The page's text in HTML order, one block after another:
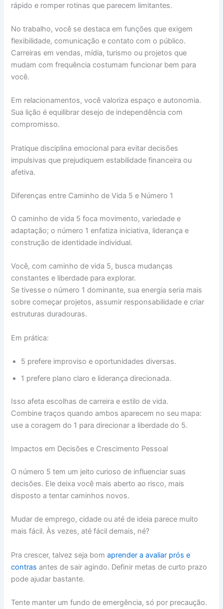
rápido e romper rotinas que parecem limitantes.
No trabalho, você se destaca em funções que exigem
flexibilidade, comunicação e contato com o público.
Carreiras em vendas, mídia, turismo ou projetos que
mudam com frequência costumam funcionar bem para
você.
Em relacionamentos, você valoriza espaço e autonomia.
Sua lição é equilibrar desejo de independência com
compromisso.
Pratique disciplina emocional para evitar decisões
impulsivas que prejudiquem estabilidade financeira ou
afetiva.
Diferenças entre Caminho de Vida 5 e Número 1
O caminho de vida 5 foca movimento, variedade e
adaptação; o número 1 enfatiza iniciativa, liderança e
construção de identidade individual.
Você, com caminho de vida 5, busca mudanças
constantes e liberdade para explorar.
Se tivesse o número 1 dominante, sua energia seria mais
sobre começar projetos, assumir responsabilidade e criar
estruturas duradouras.
Em prática:
5 prefere improviso e oportunidades diversas.
1 prefere plano claro e liderança direcionada.
Isso afeta escolhas de carreira e estilo de vida.
Combine traços quando ambos aparecem no seu mapa:
use a coragem do 1 para direcionar a liberdade do 5.
Impactos em Decisões e Crescimento Pessoal
O número 5 tem um jeito curioso de influenciar suas
decisões. Ele deixa você mais aberto ao risco, mais
disposto a tentar caminhos novos.
Mudar de emprego, cidade ou até de ideia parece muito
mais fácil. Às vezes, até fácil demais, né?
Pra crescer, talvez seja bomaprender a avaliar prós e
contras antes de sair agindo. Definir metas de curto prazo
pode ajudar bastante.
Tente manter um fundo de emergência, só por precaução.